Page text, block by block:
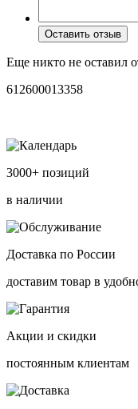
Оставить отзыв
Еще никто не оставил
612600013358
3000+ позиций
в наличии
Доставка по России
доставим товар в
Акции и скидки
постоянным клиентам